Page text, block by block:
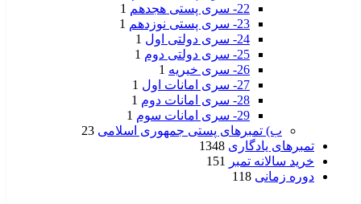
22- سری پستی هجدهم
1
23- سری پستی نوزدهم
1
24- سری دولتی اول
1
25- سری دولتی دوم
1
26- سری خیریه
1
27- سری امانات اول
1
28- سری امانات دوم
1
29- سری امانات سوم
1
ب) تمبرهای پستی جمهوری اسلامی 23
تمبرهای یادگاری 1348
خرید سالانه تمبر 151
دوره زمانی 118